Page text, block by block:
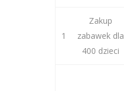
1
Zakup
zabawek dla
400 dzieci